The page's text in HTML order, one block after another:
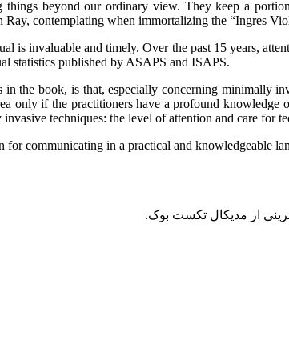
things beyond our ordinary view. They keep a
contemplating when immortalizing the “Ingres
is invaluable and timely. Over the past 15 years,
statistics published by ASAPS and ISAPS.
the book, is that, especially concerning minimally
only if the practitioners have a profound
techniques: the level of attention and care for
communicating in a practical and knowledgeable